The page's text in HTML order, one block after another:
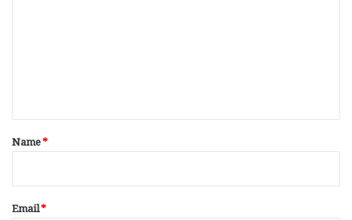
*
Name*
Email*